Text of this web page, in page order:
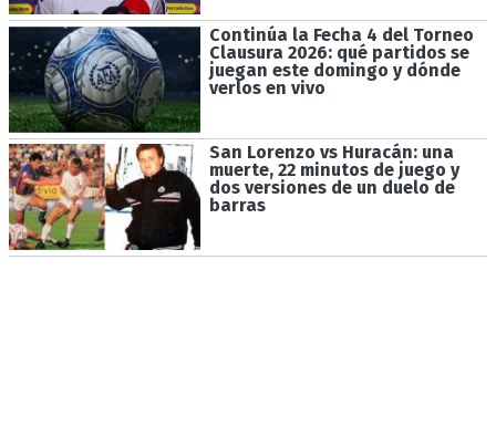
Continúa la Fecha 4 del Torneo
Clausura 2026: qué partidos se
juegan este domingo y dónde
verlos en vivo
San Lorenzo vs Huracán: una
muerte, 22 minutos de juego y
dos versiones de un duelo de
barras